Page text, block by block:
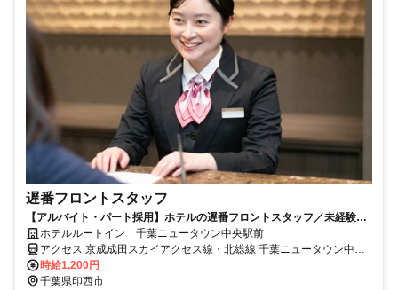
遅番フロントスタッフ
【アルバイト・パート採用】ホテルの遅番フロントスタッフ／未経験歓
迎！働きながら接客スキルも身につく
ホテルルートイン 千葉ニュータウン中央駅前
アクセス 京成成田スカイアクセス線・北総線 千葉ニュータウン中央
徒歩約4分
時給1,200円
千葉県印西市